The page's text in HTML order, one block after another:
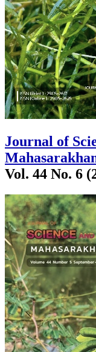
Journal of
Vol. 44 No. 6